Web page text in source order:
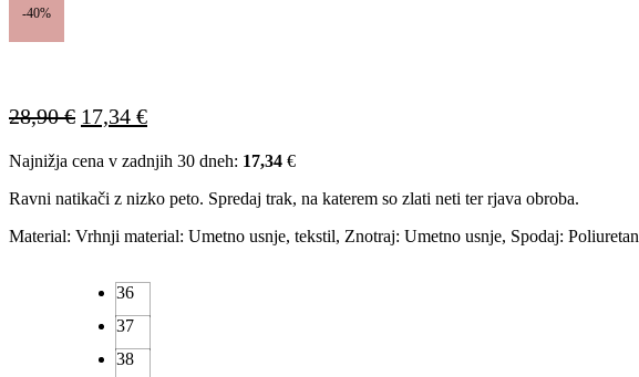
-40%
28,90€ Izvirna
je
bila:
17,34 €Trenutna
je:
17,34 €.
Najnižja cena v zadnjih 30 dneh: 17,34 €
Ravni natikači z nizko peto. Spredaj trak, na katerem so zlati neti ter rjava obroba.
Material: Vrhnji material: Umetno usnje, tekstil, Znotraj: Umetno usnje, Spodaj: Poliuretan
36
37
38